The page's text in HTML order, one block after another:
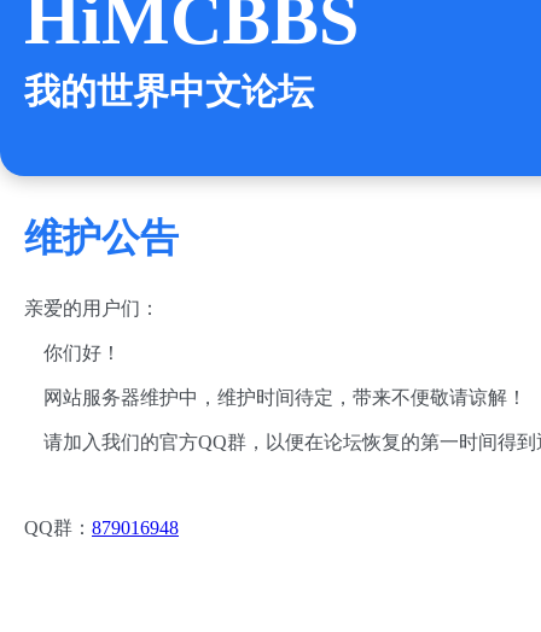
HiMCBBS
我的世界中文论坛
维护公告
亲爱的用户们：
你们好！
网站服务器维护中，维护时间待定，带来不便敬请谅解！
请加入我们的官方QQ群，以便在论坛恢复的第一时间得到
QQ群： 879016948